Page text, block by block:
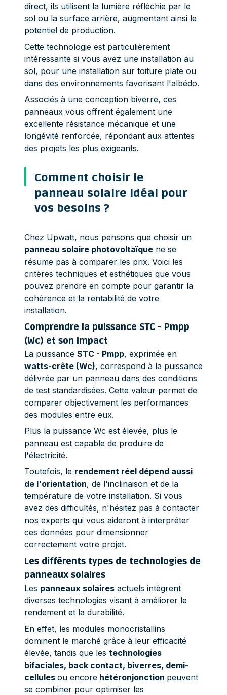
direct, ils utilisent la lumière réfléchie par le
sol ou la surface arrière, augmentant ainsi le
potentiel de production.
Cette technologie est particulièrement
intéressante si vous avez une installation au
sol, pour une installation sur toiture plate ou
dans des environnements favorisant l'albédo.
Associés à une conception biverre, ces
panneaux vous offrent également une
excellente résistance mécanique et une
longévité renforcée, répondant aux attentes
des projets les plus exigeants.
Comment choisir le
panneau solaire idéal pour
vos besoins ?
Chez Upwatt, nous pensons que choisir un
panneau solaire photovoltaïque ne se
résume pas à comparer les prix. Voici les
critères techniques et esthétiques que vous
pouvez prendre en compte pour garantir la
cohérence et la rentabilité de votre
installation.
Comprendre la puissance STC - Pmpp
(Wc) et son impact
La puissance STC - Pmpp, exprimée en
watts-crête (Wc), correspond à la puissance
délivrée par un panneau dans des conditions
de test standardisées. Cette valeur permet de
comparer objectivement les performances
des modules entre eux.
Plus la puissance Wc est élevée, plus le
panneau est capable de produire de
l'électricité.
Toutefois, le rendement réel dépend aussi
de l'orientation, de l'inclinaison et de la
température de votre installation. Si vous
avez des difficultés, n'hésitez pas à contacter
nos experts qui vous aideront à interpréter
ces données pour dimensionner
correctement votre projet.
Les différents types de technologies de
panneaux solaires
Les panneaux solaires actuels intègrent
diverses technologies visant à améliorer le
rendement et la durabilité.
En effet, les modules monocristallins
dominent le marché grâce à leur efficacité
élevée, tandis que les technologies
bifaciales, back contact, biverres, demi-
cellules ou encore hétéronjonction peuvent
se combiner pour optimiser les